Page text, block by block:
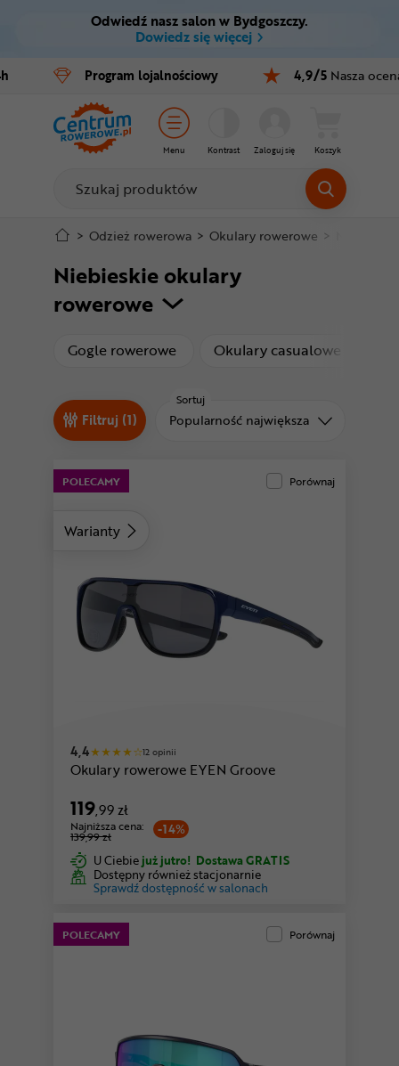
Ctrl M
Menu główne
Filtry
Produkty
Stopka
Mapa strony
Odwiedź nasz salon w Bydgoszczy.
Dowiedz się więcej
Program lojalnościowy 4,9/5 Nasza
Menu Kontrast Zaloguj się Koszyk
Rowery
E-bike
Części
Akcesoria
Odzież
Kaski
Buty
Warsztat
Odżywki
Nowości
Superoferta
> Odzież rowerowa > Okulary rowerowe >
Niebieskie okulary
rowerowe
Gogle rowerowe produktyOkulary casualowe
Filtruj (1)
Sortuj
Sortuj od
Popularność największa
Warianty
POLECAMY Porównaj
4,4 12 opinii
Okulary rowerowe EYEN Groove
119,99 zł
-14%
Najniższa cena:
139,99 zł
U Ciebie już jutro! Dostawa GRATIS
Dostępny również stacjonarnie
Sprawdź dostępność w salonach
POLECAMY Porównaj